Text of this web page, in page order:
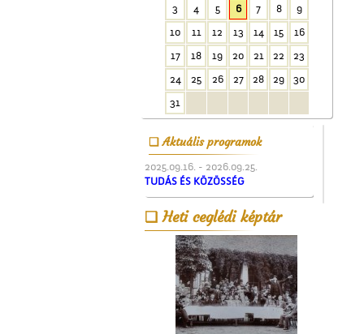
3
4 5 6 7 8
9
10
11 12 13 14 15
16
17
18 19 20 21 22
23
24
25 26 27 28 29
30
31
Aktuális programok
2025.09.16. - 2026.09.25.
TUDÁS ÉS KÖZÖSSÉG
Heti ceglédi képtár
A ceglédi kórházról
A Mizsei úti vendéglő